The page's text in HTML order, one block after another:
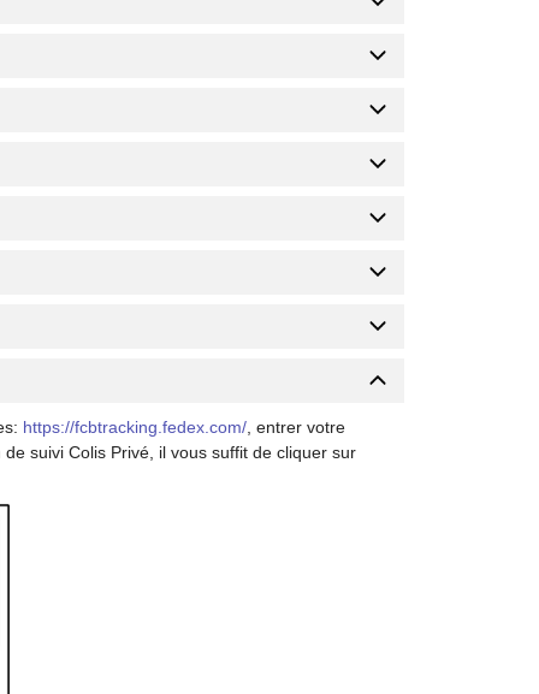
https://fcbtracking.fedex.com/ , entrer votre
de suivi Colis Privé, il vous suffit de cliquer sur